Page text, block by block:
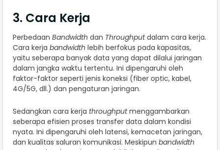
3. Cara Kerja
Perbedaan Bandwidth dan Throughputdalam cara kerja.
Cara kerja bandwidth lebih berfokus pada kapasitas,
yaitu seberapa banyak data yang dapat dilalui jaringan
dalam jangka waktu tertentu. Ini dipengaruhi oleh
faktor-faktor seperti jenis koneksi (fiber optic, kabel,
4G/5G, dll.) dan pengaturan jaringan.
Sedangkan cara kerja throughputmenggambarkan
seberapa efisien proses transfer data dalam kondisi
nyata. Ini dipengaruhi oleh latensi, kemacetan jaringan,
dan kualitas saluran komunikasi. Meskipun bandwidth